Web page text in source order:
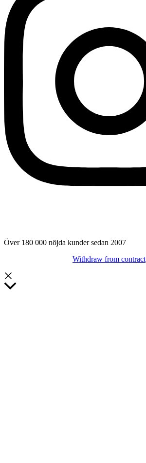
Över 180 000 nöjda kunder sedan 2007
Withdraw from contract